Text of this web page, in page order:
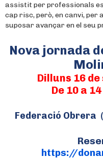
assistit per professionals
cap risc, però, en canvi,
suposar avançar en el seu
Nova jornada
Dilluns 16
De 10 a
Federació Obrera
https://